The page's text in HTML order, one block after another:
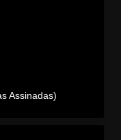
Assinadas)